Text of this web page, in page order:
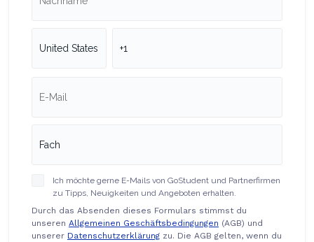
Ich möchte gerne E-Mails von GoStudent und Partnerfirmen
zu Tipps, Neuigkeiten und Angeboten erhalten.
Durch das Absenden dieses Formulars stimmst du
unseren Allgemeinen Geschäftsbedingungen (AGB) und
unserer Datenschutzerklärung zu. Die AGB gelten, wenn du